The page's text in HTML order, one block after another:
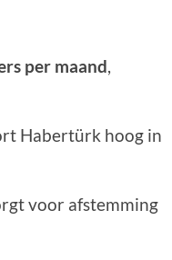
per maand,
Habertürk hoog in
voor afstemming